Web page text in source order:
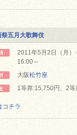
祭五月大歌舞伎
2011年5月2日（月）
16:00～
大阪松竹座
1等席:15,750円、2
コチラ